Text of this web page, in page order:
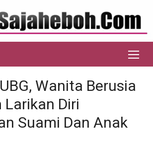
Wanita Berusia
Larikan Diri
Suami Dan Anak